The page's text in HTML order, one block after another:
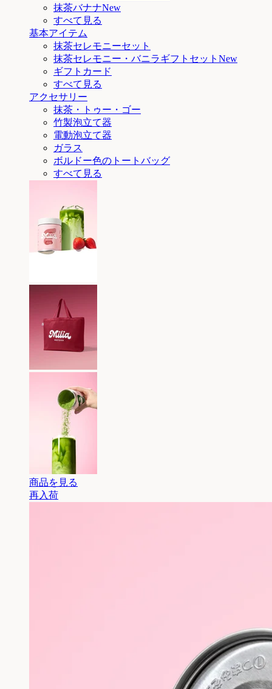
抹茶バナナNew
すべて見る
基本アイテム
抹茶セレモニーセット
抹茶セレモニー ・バニラギフトセットNew
ギフトカード
すべて見る
アクセサリー
抹茶・トゥー・ゴー
竹製泡立て器
電動泡立て器
ガラス
ボルドー色のトートバッグ
すべて見る
商品を見る
再入荷